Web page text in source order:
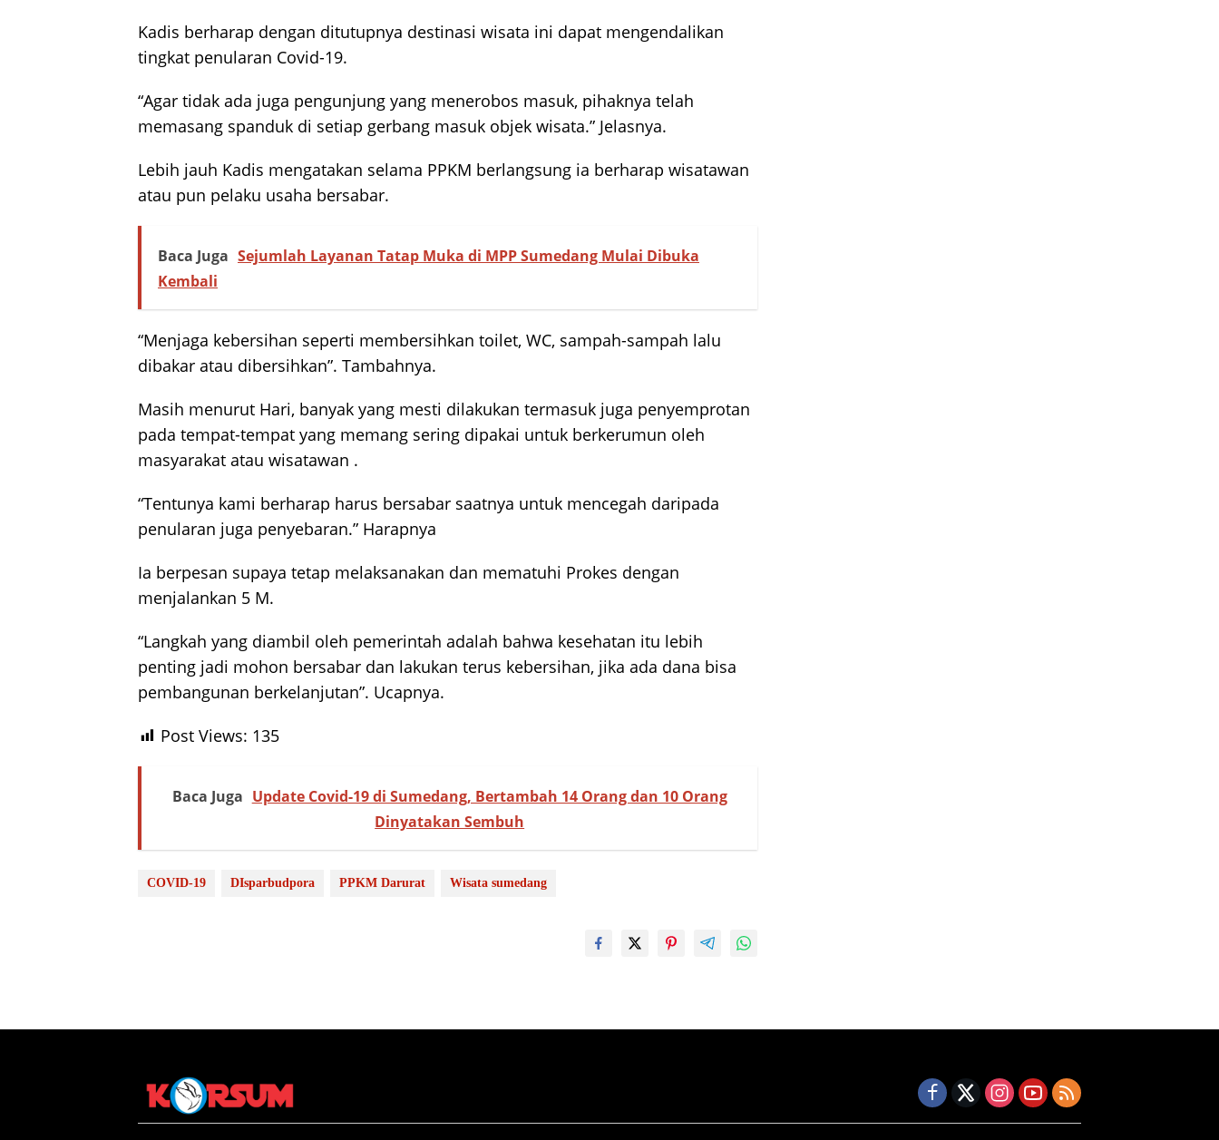
Kadis berharap dengan ditutupnya destinasi wisata ini dapat mengendalikan
tingkat penularan Covid-19.
“Agar tidak ada juga pengunjung yang menerobos masuk, pihaknya telah
memasang spanduk di setiap gerbang masuk objek wisata.” Jelasnya.
Lebih jauh Kadis mengatakan selama PPKM berlangsung ia berharap wisatawan
atau pun pelaku usaha bersabar.
Baca Juga Sejumlah Layanan Tatap Muka di MPP Sumedang Mulai Dibuka
Kembali
“Menjaga kebersihan seperti membersihkan toilet, WC, sampah-sampah lalu
dibakar atau dibersihkan”. Tambahnya.
Masih menurut Hari, banyak yang mesti dilakukan termasuk juga penyemprotan
pada tempat-tempat yang memang sering dipakai untuk berkerumun oleh
masyarakat atau wisatawan .
“Tentunya kami berharap harus bersabar saatnya untuk mencegah daripada
penularan juga penyebaran.” Harapnya
Ia berpesan supaya tetap melaksanakan dan mematuhi Prokes dengan
menjalankan 5 M.
“Langkah yang diambil oleh pemerintah adalah bahwa kesehatan itu lebih
penting jadi mohon bersabar dan lakukan terus kebersihan, jika ada dana bisa
pembangunan berkelanjutan”. Ucapnya.
Post Views: 135
Baca Juga Update Covid-19 di Sumedang, Bertambah 14 Orang dan 10 Orang
Dinyatakan Sembuh
COVID-19 DIsparbudpora PPKM Darurat Wisata sumedang